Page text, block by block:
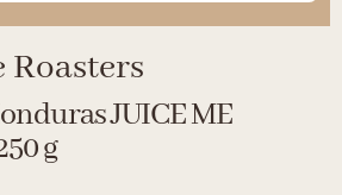
Roasters
JUICE ME
g